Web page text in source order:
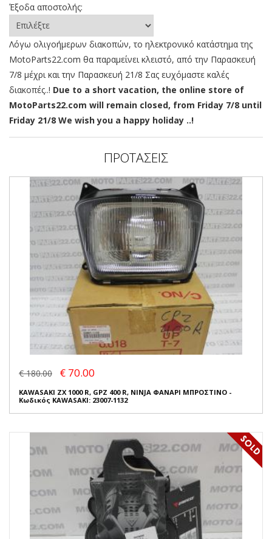
Έξοδα αποστολής:
Λόγω ολιγοήμερων διακοπών, το ηλεκτρονικό κατάστημα της
MotoParts22.com θα παραμείνει κλειστό, από την Παρασκευή
7/8 μέχρι και την Παρασκευή 21/8 Σας ευχόμαστε καλές
διακοπές..! Due to a short vacation, the online store of
MotoParts22.com will remain closed, from Friday 7/8 until
Friday 21/8 We wish you a happy holiday ..!
ΠΡΟΤΑΣΕΙΣ
€ 180.00 € 70.00
KAWASAKI ZX 1000 R, GPZ 400 R, NINJA ΦΑΝΑΡΙ ΜΠΡΟΣΤΙΝΟ -
Κωδικός KAWASAKI: 23007-1132